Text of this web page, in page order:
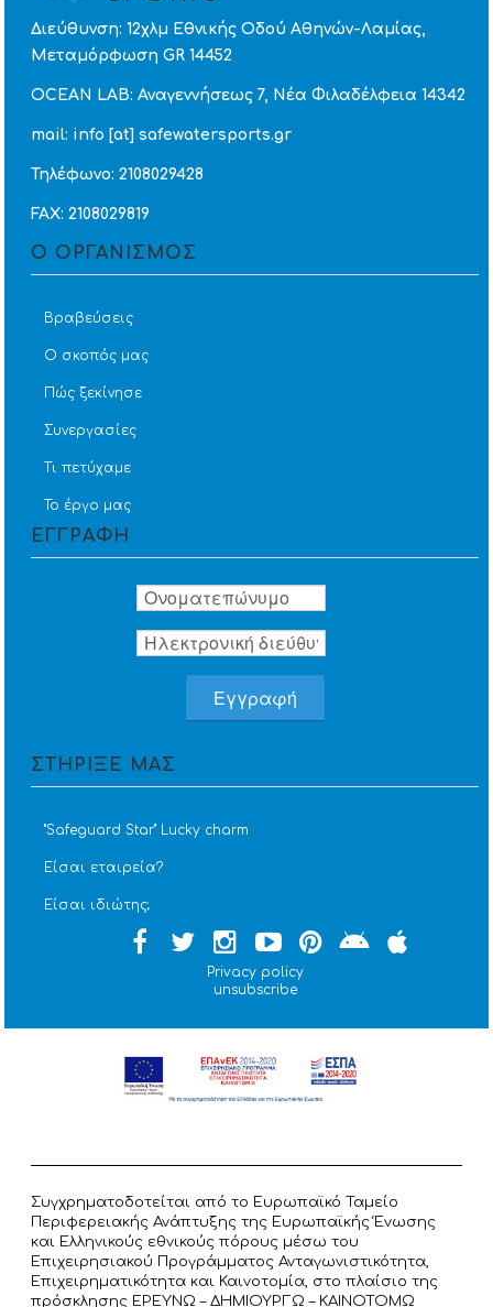
Διεύθυνση: 12χλμ Εθνικής Οδού Αθηνών-Λαμίας,
Μεταμόρφωση GR 14452
OCEAN LAB: Αναγεννήσεως 7, Νέα Φιλαδέλφεια 14342
mail: info [at] safewatersports.gr
Τηλέφωνο: 2108029428
FAX: 2108029819
Ο ΟΡΓΑΝΙΣΜΟΣ
Βραβεύσεις
Ο σκοπός μας
Πώς ξεκίνησε
Συνεργασίες
Τι πετύχαμε
Το έργο μας
ΕΓΓΡΑΦΗ
ΣΤΗΡΙΞΕ ΜΑΣ
''Safeguard Star'' Lucky charm
Είσαι εταιρεία?
Είσαι ιδιώτης;
Privacy policy
unsubscribe
Συγχρηματοδοτείται από το Ευρωπαϊκό Ταμείο
Περιφερειακής Ανάπτυξης της Ευρωπαϊκής Ένωσης
και Ελληνικούς εθνικούς πόρους μέσω του
Επιχειρησιακού Προγράμματος Ανταγωνιστικότητα,
Επιχειρηματικότητα και Καινοτομία, στο πλαίσιο της
πρόσκλησης ΕΡΕΥΝΩ – ΔΗΜΙΟΥΡΓΩ – ΚΑΙΝΟΤΟΜΩ